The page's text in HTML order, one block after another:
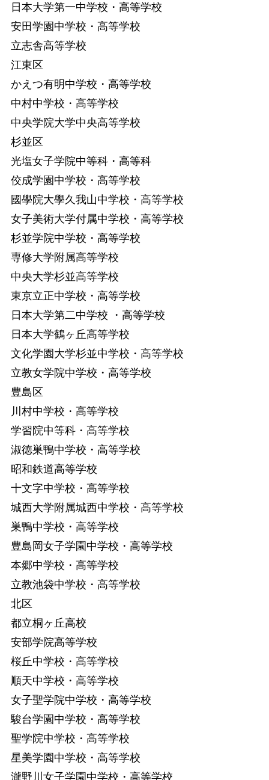
日本大学第一中学校・高等学校
安田学園中学校・高等学校
立志舎高等学校
江東区
かえつ有明中学校・高等学校
中村中学校・高等学校
中央学院大学中央高等学校
杉並区
光塩女子学院中等科・高等科
佼成学園中学校・高等学校
國學院大學久我山中学校・高等学校
女子美術大学付属中学校・高等学校
杉並学院中学校・高等学校
専修大学附属高等学校
中央大学杉並高等学校
東京立正中学校・高等学校
日本大学第二中学校 ・高等学校
日本大学鶴ヶ丘高等学校
文化学園大学杉並中学校・高等学校
立教女学院中学校・高等学校
豊島区
川村中学校・高等学校
学習院中等科・高等学校
淑徳巣鴨中学校・高等学校
昭和鉄道高等学校
十文字中学校・高等学校
城西大学附属城西中学校・高等学校
巣鴨中学校・高等学校
豊島岡女子学園中学校・高等学校
本郷中学校・高等学校
立教池袋中学校・高等学校
北区
都立桐ヶ丘高校
安部学院高等学校
桜丘中学校・高等学校
順天中学校・高等学校
女子聖学院中学校・高等学校
駿台学園中学校・高等学校
聖学院中学校・高等学校
星美学園中学校・高等学校
瀧野川女子学園中学校・高等学校